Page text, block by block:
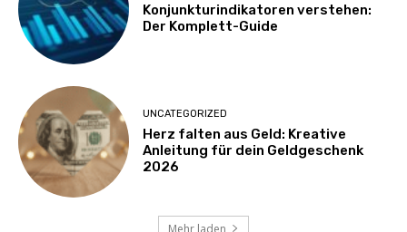
Konjunkturindikatoren verstehen:
Der Komplett-Guide
UNCATEGORIZED
Herz falten aus Geld: Kreative
Anleitung für dein Geldgeschenk
2026
Mehr laden